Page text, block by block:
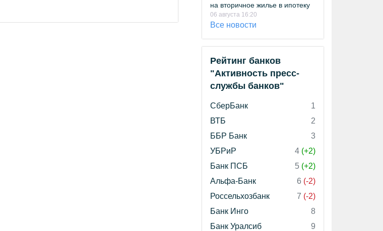
на вторичное жилье в ипотеку
06 августа 16:20
Все новости
Рейтинг банков
"Активность пресс-
службы банков"
СберБанк
1
ВТБ
2
ББР Банк
3
УБРиР
4 (+2)
Банк ПСБ
5 (+2)
Альфа-Банк
6 (-2)
Россельхозбанк
7 (-2)
Банк Инго
8
Банк Уралсиб
9